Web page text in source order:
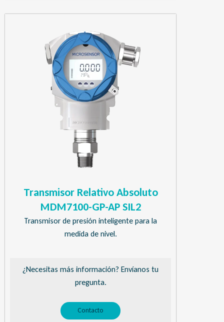
Transmisor Relativo Absoluto
MDM7100-GP-AP SIL2
Transmisor de presión inteligente para la
medida de nivel.
¿Necesitas más información? Envíanos tu
pregunta.
Contacto